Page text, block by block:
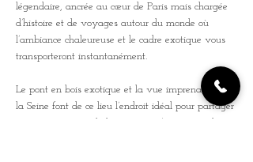
légendaire, ancrée au cœur de Paris mais chargée
d’histoire et de voyages autour du monde où
l’ambiance chaleureuse et le cadre exotique vous
transporteront instantanément.
Le pont en bois exotique et la vue imprenable sur
la Seine font de ce lieu l’endroit idéal pour partager